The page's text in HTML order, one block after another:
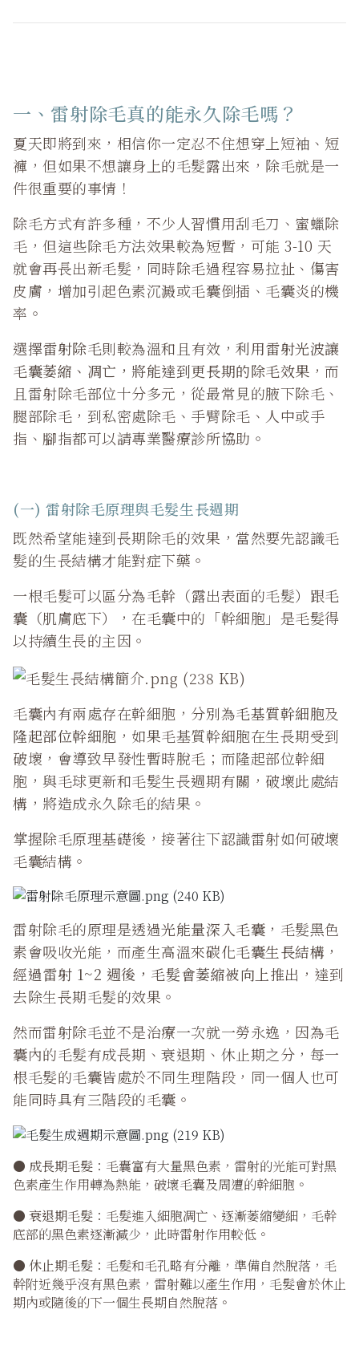
一、雷射除毛真的能永久除毛嗎？
夏天即將到來，相信你一定忍不住想穿上短袖、短
褲，但如果不想讓身上的毛髮露出來，除毛就是一
件很重要的事情！
除毛方式有許多種，不少人習慣用刮毛刀、蜜蠟除
毛，但這些除毛方法效果較為短暫，可能 3-10 天
就會再長出新毛髮，同時除毛過程容易拉扯、傷害
皮膚，增加引起色素沉澱或毛囊倒插、毛囊炎的機
率。
選擇雷射除毛則較為溫和且有效，利用雷射光波讓
毛囊萎縮、凋亡，將能達到更長期的除毛效果 ，而
且雷射除毛部位十分多元，從最常見的腋下除毛、
腿部除毛，到私密處除毛、手臂除毛、人中或手
指、腳指都可以請專業醫療診所協助。
(一) 雷射除毛原理與毛髮生長週期
既然希望能達到長期除毛的效果，當然要先認識毛
髮的生長結構才能對症下藥。
一根毛髮可以區分為毛幹 （露出表面的毛髮）跟毛
囊 （肌膚底下），在毛囊中的「幹細胞」是毛髮得
以持續生長的主因。
毛囊內有兩處存在幹細胞，分別為毛基質幹細胞及
隆起部位幹細胞 ，如果毛基質幹細胞在生長期受到
破壞，會導致早發性暫時脫毛；而隆起部位幹細
胞，與毛球更新和毛髮生長週期有關，破壞此處結
構，將造成永久除毛的結果。
掌握除毛原理基礎後，接著往下認識雷射如何破壞
毛囊結構。
雷射除毛的原理是透過光能量深入毛囊 ，毛髮黑色
素會吸收光能，而產生高溫來碳化毛囊生長結構，
經過雷射 1~2 週後，毛髮會萎縮被向上推出 ，達到
去除生長期毛髮的效果。
然而雷射除毛並不是治療一次就一勞永逸，因為毛
囊內的毛髮有成長期、衰退期、休止期之分，每一
根毛髮的毛囊皆處於不同生理階段，同一個人也可
能同時具有三階段的毛囊。
● 成長期毛髮 ：毛囊富有大量黑色素，雷射的光能可對黑
色素產生作用轉為熱能，破壞毛囊及周遭的幹細胞。
● 衰退期毛髮 ：毛髮進入細胞凋亡、逐漸萎縮變細，毛幹
底部的黑色素逐漸減少，此時雷射作用較低。
● 休止期毛髮 ：毛髮和毛孔略有分離，準備自然脫落，毛
幹附近幾乎沒有黑色素，雷射難以產生作用，毛髮會於休止
期內或隨後的下一個生長期自然脫落。